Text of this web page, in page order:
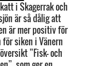
i Skagerrak och
är så dålig att
är mer positiv för
siken i Vänern
”Fisk- och